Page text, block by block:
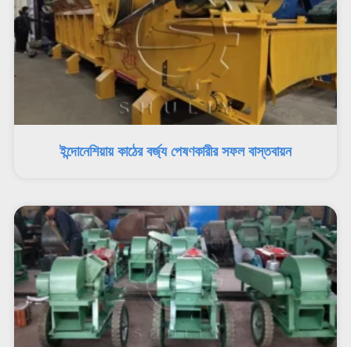
ইন্দোনেশিয়ায় কাঠের বর্জ্য পেষণকারীর সফল বাস্তবায়ন